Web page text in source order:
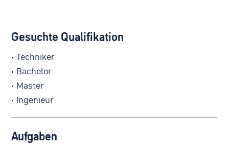
Gesuchte Qualifikation
Techniker
Bachelor
Master
Ingenieur
Aufgaben